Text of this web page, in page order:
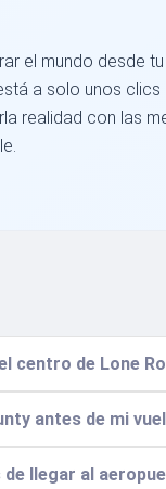
el mundo desde tu
a solo unos clics
realidad con las
centro de Lone
antes de mi
llegar al